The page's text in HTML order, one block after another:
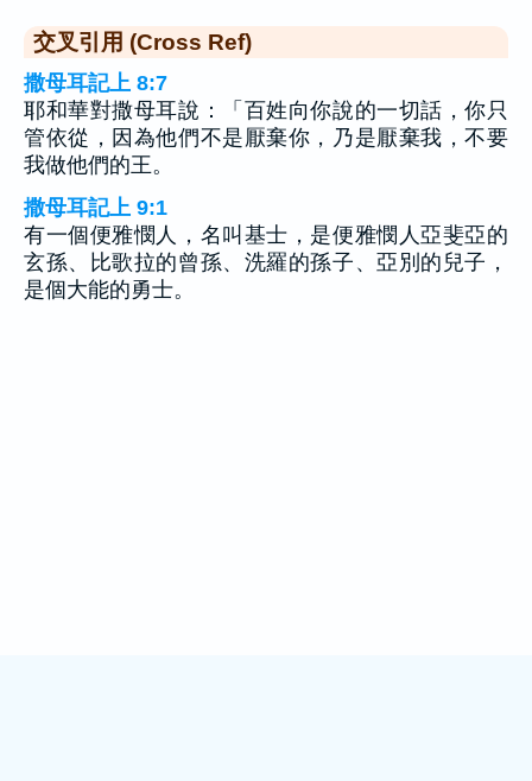
交叉引用 (Cross Ref)
撒母耳記上 8:7
耶和華對撒母耳說：「百姓向你說的一切話，你只
管依從，因為他們不是厭棄你，乃是厭棄我，不要
我做他們的王。
撒母耳記上 9:1
有一個便雅憫人，名叫基士，是便雅憫人亞斐亞的
玄孫、比歌拉的曾孫、洗羅的孫子、亞別的兒子，
是個大能的勇士。